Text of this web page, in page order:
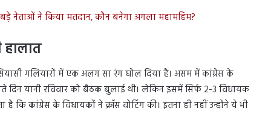
बड़े नेताओं ने किया मतदान, कौन बनेगा अगला महामहिम?
गलियारों में एक अलग सा रंग घोल दिया है। असम में कांग्रेस के
दिन यानी रविवार को बैठक बुलाई थी। लेकिन इसमें सिर्फ 2-3 विधायक
कि कांग्रेस के विधायकों ने क्रॉस वोटिंग की। इतना ही नहीं उन्होंने ये भी